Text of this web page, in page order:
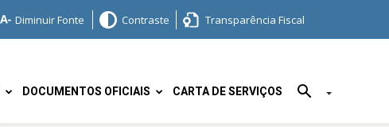
Diminuir Fonte Contraste Transparência Fiscal
DOCUMENTOS OFICIAIS CARTA DE SERVIÇOS